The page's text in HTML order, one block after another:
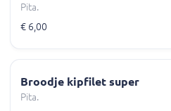
Pita.
€ 6,00
Broodje kipfilet super
Pita.